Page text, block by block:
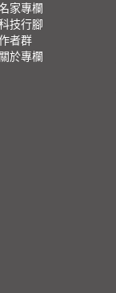
家專欄
技行腳
者群
關於專欄